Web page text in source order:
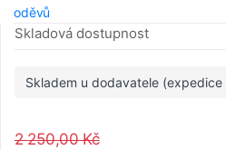
oděvů
Skladová dostupnost
Skladem u dodavatele
2 250,00 Kč